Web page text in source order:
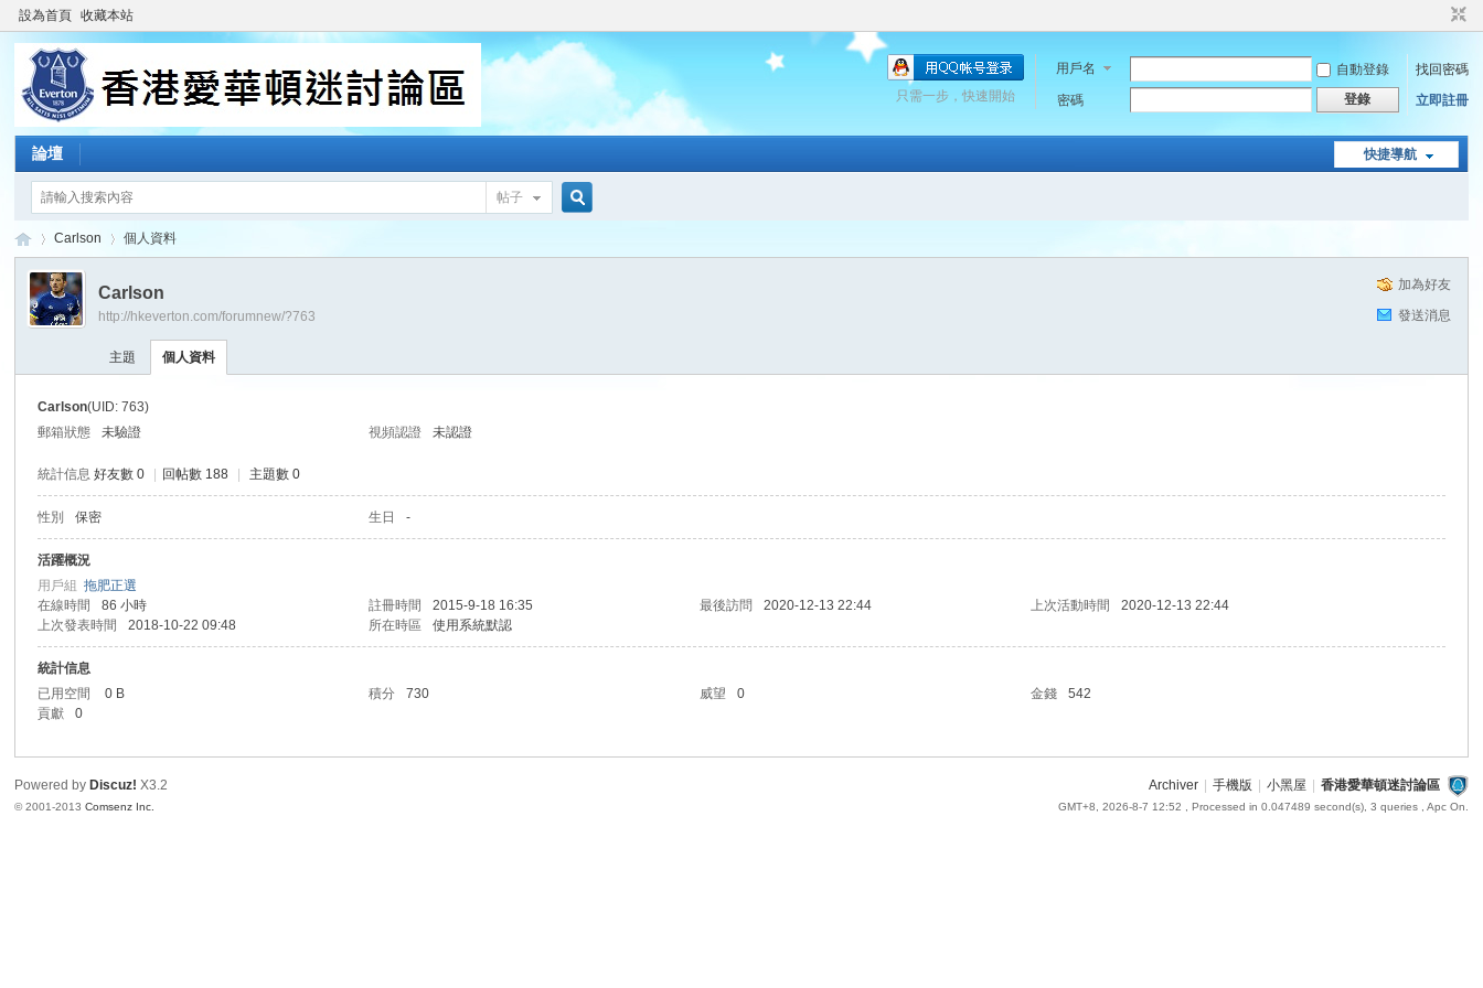
設為首頁 收藏本站
用戶名 自動登錄
找回密碼
密碼
登錄 立即註冊
只需一步，快速開始
快捷導航
論壇
帖子
›
Carlson 個人資料
加為好友
發送消息
Carlson
http://hkeverton.com/forumnew/?763
主題 個人資料
Carlson(UID: 763)
郵箱狀態
未驗證 視頻認證 未認證
統計信息 好友數 0 回帖數 188 主題數 0
性別 保密 生日 -
活躍概況
用戶組拖肥正選
在線時間
86 小時 註冊時間 2015-9-18 16:35 最後訪問 2020-12-13 22:44 上次活動時間
2020-12-13 22:44
上次發表時間
2018-10-22 09:48 所在時區 使用系統默認
統計信息
已用空間
0 B 積分 730 威望 0 金錢
542
貢獻
0
Archiver 手機版 小黑屋 香港愛華頓迷討論區
GMT+8, 2026-8-7 12:52 , Processed in 0.047489 second(s), 3 queries , Apc On.
Powered by Discuz! X3.2
© 2001-2013Comsenz Inc.